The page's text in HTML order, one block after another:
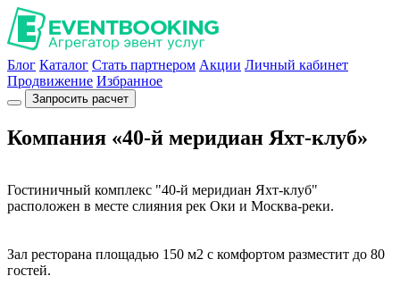
Блог Каталог Стать партнером Акции Личный кабинет
Продвижение Избранное
Запросить расчет
Компания «40-й меридиан Яхт-клуб»
Гостиничный комплекс "40-й меридиан Яхт-клуб"
расположен в месте слияния рек Оки и Москва-реки.
Зал ресторана площадью 150 м2 с комфортом разместит до 80
гостей.